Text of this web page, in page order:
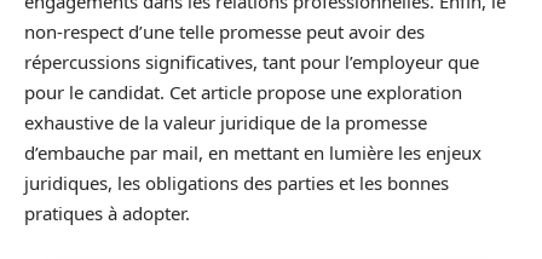
non-respect d’une telle promesse peut avoir des
répercussions significatives, tant pour l’employeur que
pour le candidat. Cet article propose une exploration
exhaustive de la valeur juridique de la promesse
d’embauche par mail, en mettant en lumière les enjeux
juridiques, les obligations des parties et les bonnes
pratiques à adopter.